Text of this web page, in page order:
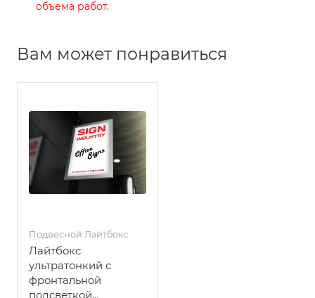
объема работ.
Вам может понравиться
Подвесной Лайтбокс
Лайтбокс
ультратонкий с
фронтальной
подсветкой